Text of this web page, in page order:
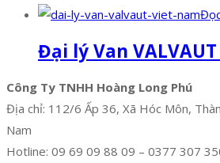
Đại lý Van
Công Ty TNHH Hoàng Long Phú
Địa chỉ: 112/6 Ấp 36, Xã Hóc Môn,
Nam
Hotline: 09 69 09 88 09 – 0377 307